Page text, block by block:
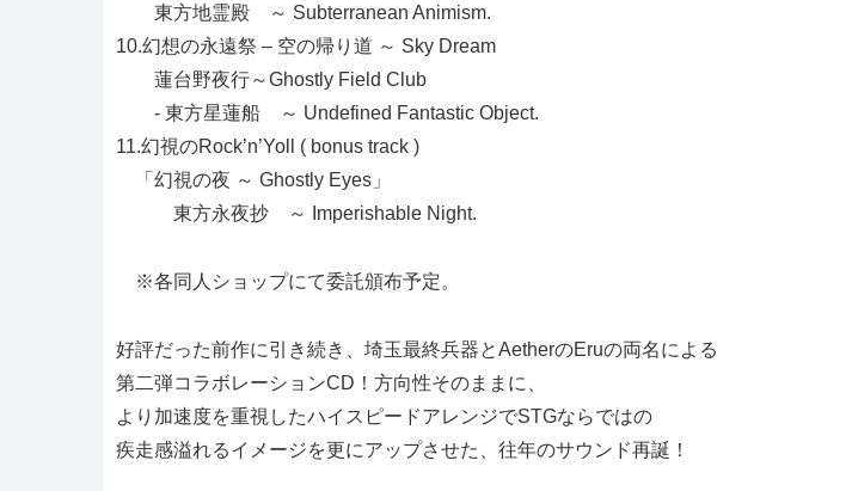
東方地霊殿 ～ Subterranean Animism.
10.幻想の永遠祭 – 空の帰り道 ～ Sky Dream
蓮台野夜行～Ghostly Field Club
- 東方星蓮船 ～ Undefined Fantastic Object.
11.幻視のRock’n’Yoll ( bonus track )
「幻視の夜 ～ Ghostly Eyes」
東方永夜抄 ～ Imperishable Night.
※各同人ショップにて委託頒布予定。
好評だった前作に引き続き、埼玉最終兵器とAetherのEruの両名による
第二弾コラボレーションCD！方向性そのままに、
より加速度を重視したハイスピードアレンジでSTGならではの
疾走感溢れるイメージを更にアップさせた、往年のサウンド再誕！